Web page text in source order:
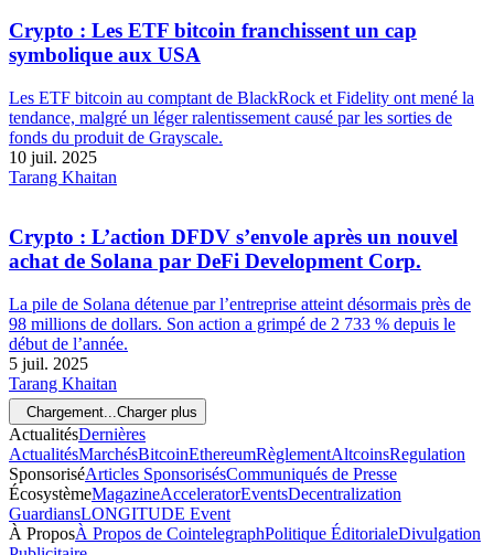
Crypto : Les ETF bitcoin franchissent un cap
symbolique aux USA
Les ETF bitcoin au comptant de BlackRock et Fidelity ont mené la
tendance, malgré un léger ralentissement causé par les sorties de
fonds du produit de Grayscale.
10 juil. 2025
Tarang Khaitan
Crypto : L’action DFDV s’envole après un nouvel
achat de Solana par DeFi Development Corp.
La pile de Solana détenue par l’entreprise atteint désormais près de
98 millions de dollars. Son action a grimpé de 2 733 % depuis le
début de l’année.
5 juil. 2025
Tarang Khaitan
Chargement...Charger plus
ActualitésDernières
ActualitésMarchésBitcoinEthereumRèglementAltcoinsRegulation
SponsoriséArticles SponsorisésCommuniqués de Presse
ÉcosystèmeMagazineAcceleratorEventsDecentralization
GuardiansLONGITUDE Event
À ProposÀ Propos de CointelegraphPolitique ÉditorialeDivulgation